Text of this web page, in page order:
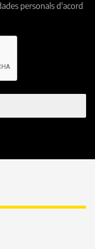
personals d'acord